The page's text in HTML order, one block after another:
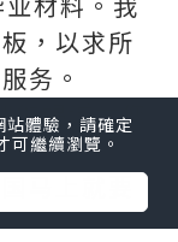
，以求所
务。
竭诚为您
马上就要
體驗，請確定
可繼續瀏覽。